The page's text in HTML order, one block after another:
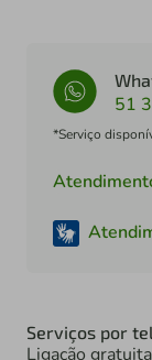
51
*Serviço
Serviços por
Ligação gratuita